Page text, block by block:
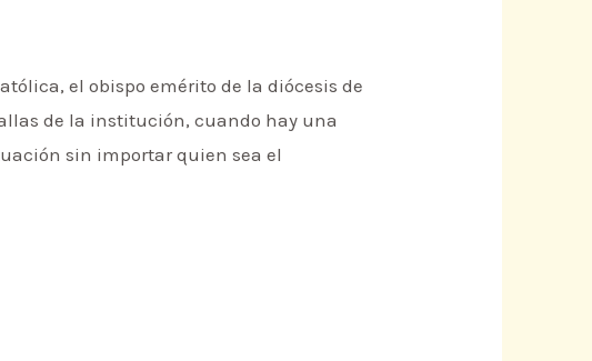
el obispo emérito de la diócesis de
de la institución, cuando hay una
sin importar quien sea el